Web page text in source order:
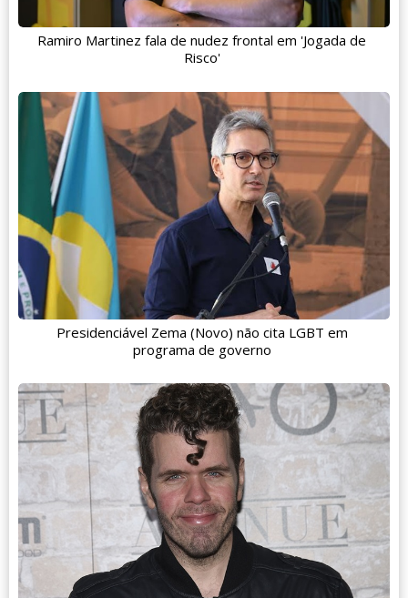
Ramiro Martinez fala de nudez frontal em 'Jogada de
Risco'
Presidenciável Zema (Novo) não cita LGBT em
programa de governo